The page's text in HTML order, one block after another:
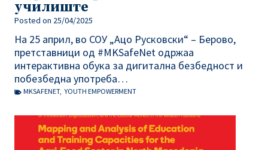
училиште
Posted on 25/04/2025
На 25 април, во СОУ „Ацо Русковски“ – Берово,
претставници од #MKSafeNet одржаа
интерактивна обука за дигитална безбедност и
побезбедна употреба…
MKSAFENET, YOUTH EMPOWERMENT